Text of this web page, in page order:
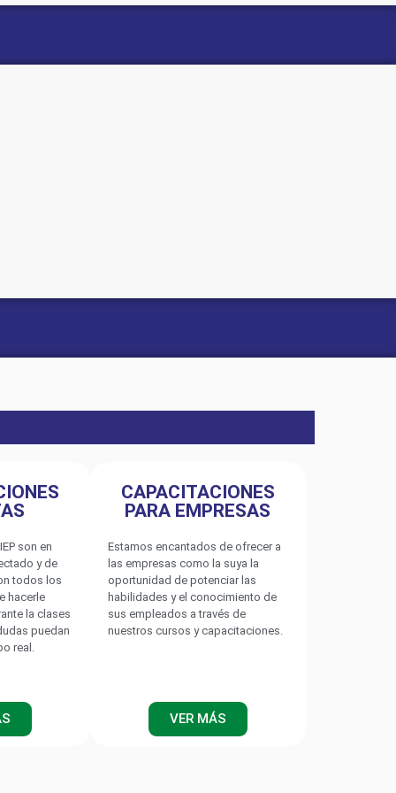
son en
y de
todos los
hacerle
la clases
puedan
real.
CAPACITACIONES
PARA EMPRESAS
Estamos encantados de ofrecer a
las empresas como la suya la
oportunidad de potenciar las
habilidades y el conocimiento de
sus empleados a través de
nuestros cursos y capacitaciones.
VER MÁS